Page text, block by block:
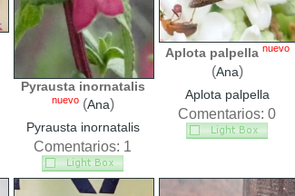
Pyrausta inornatalis
nuevo(Ana)
Pyrausta inornatalis
Comentarios: 1
Aplota palpella nuevo
(Ana)
Aplota palpella
Comentarios: 0